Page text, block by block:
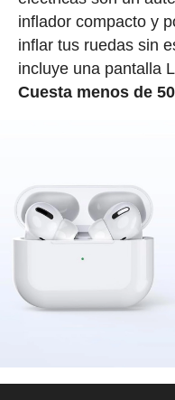
inflador compacto y
inflar tus ruedas sin
incluye una pantalla
Cuesta menos de